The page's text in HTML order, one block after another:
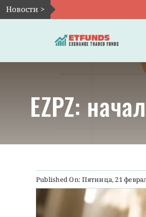
Skip
to
Новости >
EZPZ:
Published On: Пятница, 21